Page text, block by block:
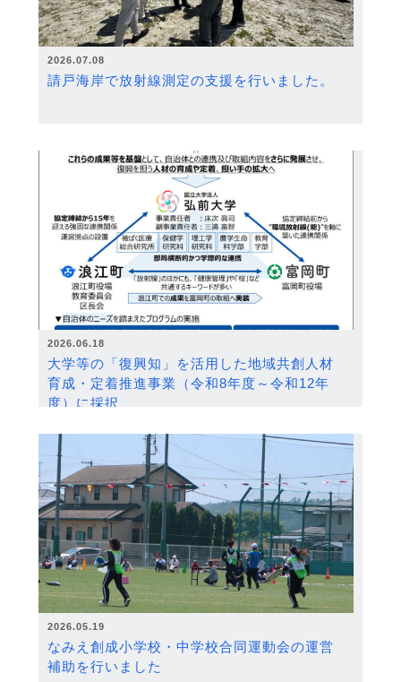
2026.07.08
請戸海岸で放射線測定の支援を行いました。
2026.06.18
大学等の「復興知」を活用した地域共創人材
育成・定着推進事業（令和8年度～令和12年
度）に採択
2026.05.19
なみえ創成小学校・中学校合同運動会の運営
補助を行いました